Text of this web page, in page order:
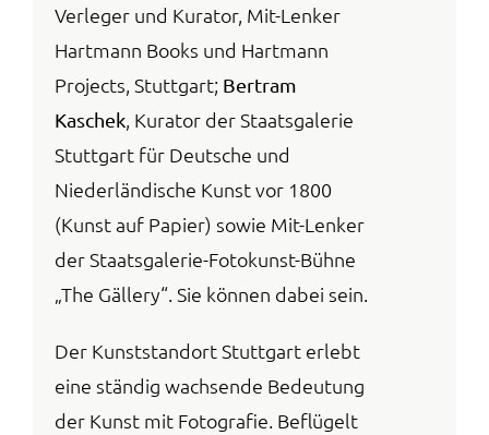
Verleger und Kurator, Mit-Lenker
Hartmann Books und Hartmann
Projects, Stuttgart; Bertram
Kaschek, Kurator der Staatsgalerie
Stuttgart für Deutsche und
Niederländische Kunst vor 1800
(Kunst auf Papier) sowie Mit-Lenker
der Staatsgalerie-Fotokunst-Bühne
„The Gällery“. Sie können dabei sein.
Der Kunststandort Stuttgart erlebt
eine ständig wachsende Bedeutung
der Kunst mit Fotografie. Beflügelt